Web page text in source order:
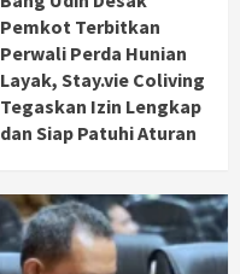
Pemkot Terbitkan
Perwali Perda Hunian
Layak, Stay.vie Coliving
Tegaskan Izin Lengkap
dan Siap Patuhi Aturan